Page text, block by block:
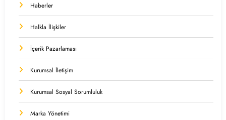
Haberler
Halkla İlişkiler
İçerik Pazarlaması
Kurumsal İletişim
Kurumsal Sosyal Sorumluluk
Marka Yönetimi